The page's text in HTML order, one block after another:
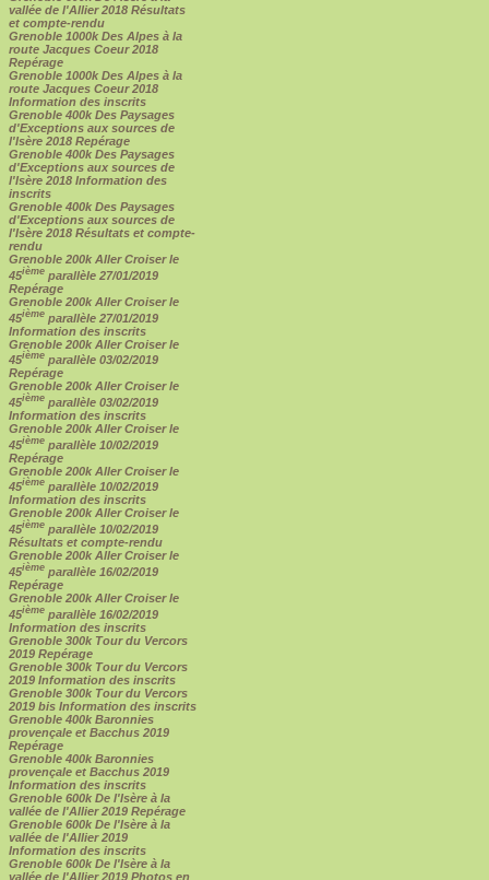
vallée de l'Allier 2018 Résultats
et compte-rendu
Grenoble 1000k Des Alpes à la
route Jacques Coeur 2018
Repérage
Grenoble 1000k Des Alpes à la
route Jacques Coeur 2018
Information des inscrits
Grenoble 400k Des Paysages
d'Exceptions aux sources de
l'Isère 2018 Repérage
Grenoble 400k Des Paysages
d'Exceptions aux sources de
l'Isère 2018 Information des
inscrits
Grenoble 400k Des Paysages
d'Exceptions aux sources de
l'Isère 2018 Résultats et compte-
rendu
Grenoble 200k Aller Croiser le
45ième parallèle 27/01/2019
Repérage
Grenoble 200k Aller Croiser le
45ième parallèle 27/01/2019
Information des inscrits
Grenoble 200k Aller Croiser le
45ième parallèle 03/02/2019
Repérage
Grenoble 200k Aller Croiser le
45ième parallèle 03/02/2019
Information des inscrits
Grenoble 200k Aller Croiser le
45ième parallèle 10/02/2019
Repérage
Grenoble 200k Aller Croiser le
45ième parallèle 10/02/2019
Information des inscrits
Grenoble 200k Aller Croiser le
45ième parallèle 10/02/2019
Résultats et compte-rendu
Grenoble 200k Aller Croiser le
45ième parallèle 16/02/2019
Repérage
Grenoble 200k Aller Croiser le
45ième parallèle 16/02/2019
Information des inscrits
Grenoble 300k Tour du Vercors
2019 Repérage
Grenoble 300k Tour du Vercors
2019 Information des inscrits
Grenoble 300k Tour du Vercors
2019 bis Information des inscrits
Grenoble 400k Baronnies
provençale et Bacchus 2019
Repérage
Grenoble 400k Baronnies
provençale et Bacchus 2019
Information des inscrits
Grenoble 600k De l'Isère à la
vallée de l'Allier 2019 Repérage
Grenoble 600k De l'Isère à la
vallée de l'Allier 2019
Information des inscrits
Grenoble 600k De l'Isère à la
vallée de l'Allier 2019 Photos en